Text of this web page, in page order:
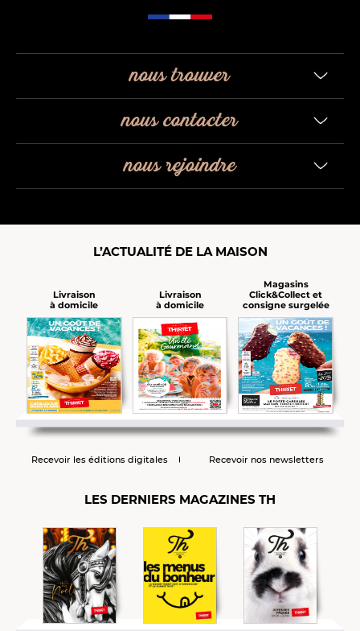
nous trouver
nous contacter
nous rejoindre
L’ACTUALITÉ DE LA MAISON
Livraison
à domicile
Livraison
à domicile
Magasins
Click&Collect et
consigne surgelée
Recevoir les éditions digitales Recevoir nos newsletters
LES DERNIERS MAGAZINES TH